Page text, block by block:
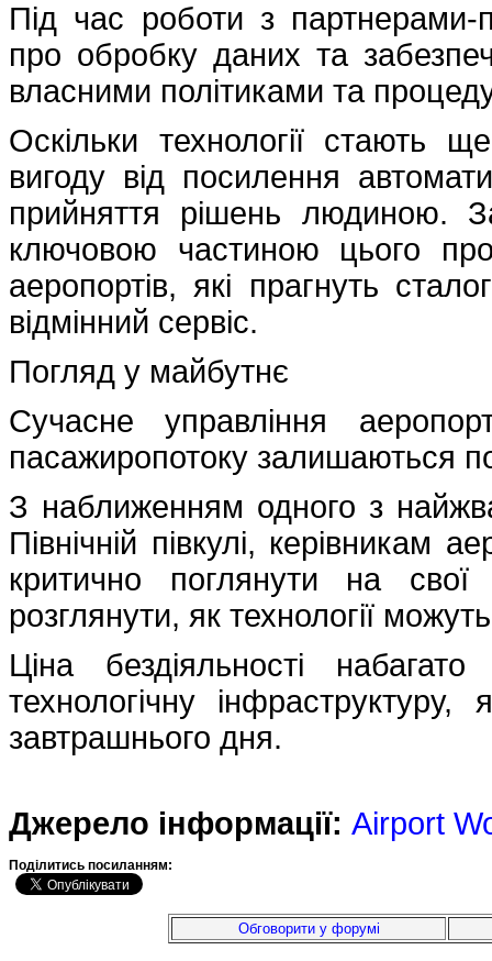
Під час роботи з партнерами-
про обробку даних та
власними політиками та
Оскільки технології стають
вигоду від посилення
прийняття рішень людиною.
ключовою частиною цього
аеропортів, які прагнуть
відмінний сервіс.
Погляд у майбутнє
Сучасне управління
пасажиропотоку залишаються
З наближенням одного з
Північній півкулі, керівникам
критично поглянути на
розглянути, як технології
Ціна бездіяльності
технологічну
завтрашнього дня.
Джерело інформації: Airport
Подiлитись посиланням:
Обговорити у форумі